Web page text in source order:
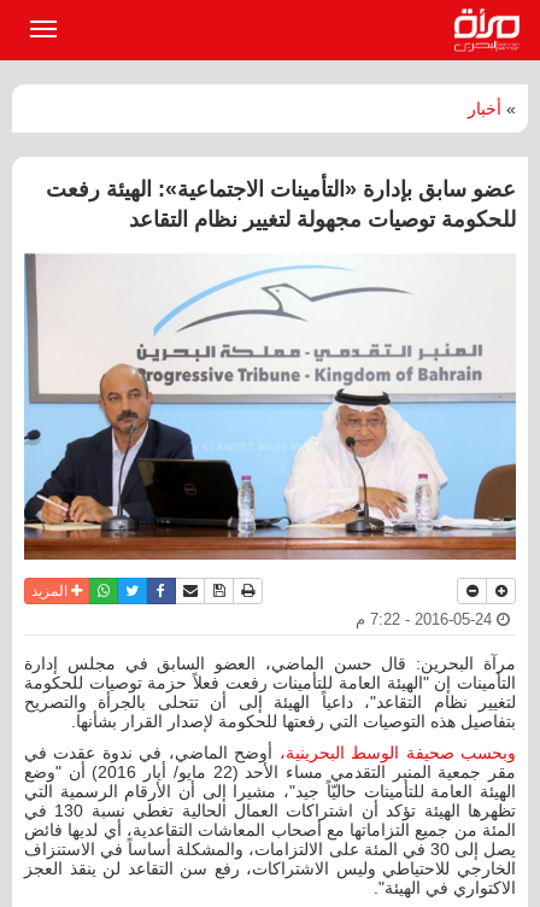
» أخبار
عضو سابق بإدارة «التأمينات الاجتماعية»: الهيئة رفعت
للحكومة توصيات مجهولة لتغيير نظام التقاعد
نسخة للطباعة
حفظ الموضوع
أرسل الى صديق
فيسبوكتويترواتسابالمزيد
مرآة البحرين: قال حسن الماضي، العضو السابق في مجلس إدارة
التأمينات إن "الهيئة العامة للتأمينات رفعت فعلاً حزمة توصيات للحكومة
لتغيير نظام التقاعد"، داعياً الهيئة إلى أن تتحلى بالجرأة والتصريح
بتفاصيل هذه التوصيات التي رفعتها للحكومة لإصدار القرار بشأنها.
وبحسب صحيفة الوسط البحرينية، أوضح الماضي، في ندوة عقدت في
مقر جمعية المنبر التقدمي مساء الأحد (22 مايو/ أيار 2016) أن "وضع
الهيئة العامة للتأمينات حاليّاً جيد"، مشيرا إلى أن الأرقام الرسمية التي
تظهرها الهيئة تؤكد أن اشتراكات العمال الحالية تغطي نسبة 130 في
المئة من جميع التزاماتها مع أصحاب المعاشات التقاعدية، أي لديها فائض
يصل إلى 30 في المئة على الالتزامات، والمشكلة أساساً في الاستنزاف
الخارجي للاحتياطي وليس الاشتراكات، رفع سن التقاعد لن ينقذ العجز
الاكتواري في الهيئة".